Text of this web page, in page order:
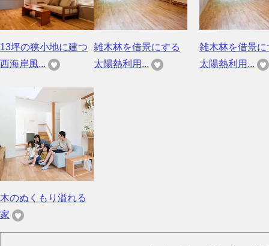
13坪の狭小地に建つ
西海岸風...
雑木林を借景にする
太陽熱利用...
雑木林を借景に
太陽熱利用...
木のぬくもり溢れる
家